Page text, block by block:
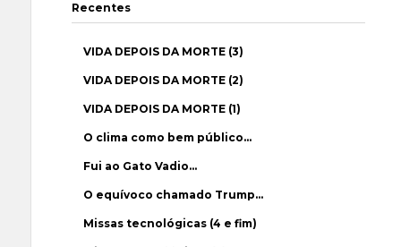
Recentes
VIDA DEPOIS DA MORTE (3)
VIDA DEPOIS DA MORTE (2)
VIDA DEPOIS DA MORTE (1)
O clima como bem público…
Fui ao Gato Vadio…
O equívoco chamado Trump…
Missas tecnológicas (4 e fim)